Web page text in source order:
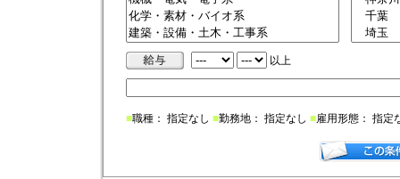
以上
■職種： 指定なし ■勤務地： 指定なし ■雇用形態： 指定